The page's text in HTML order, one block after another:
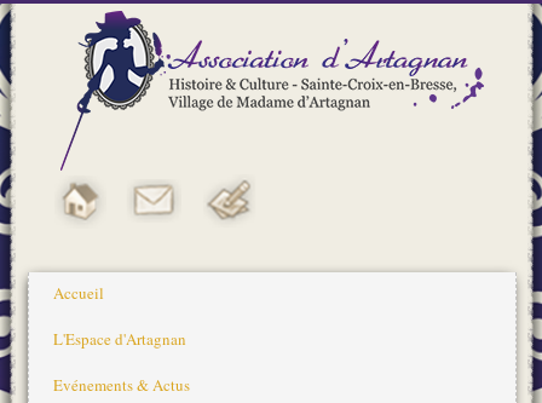
Accueil
L'Espace d'Artagnan
Evénements & Actus